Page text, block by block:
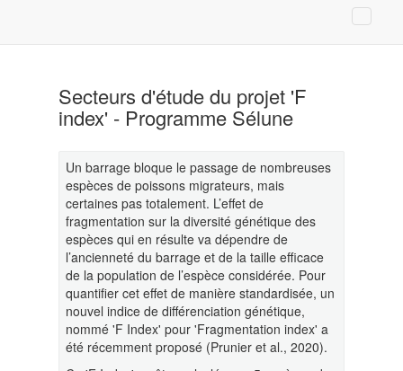
Secteurs d'étude du projet 'F
index' - Programme Sélune
Un barrage bloque le passage de nombreuses
espèces de poissons migrateurs, mais
certaines pas totalement. L’effet de
fragmentation sur la diversité génétique des
espèces qui en résulte va dépendre de
l’ancienneté du barrage et de la taille efficace
de la population de l’espèce considérée. Pour
quantifier cet effet de manière standardisée, un
nouvel indice de différenciation génétique,
nommé 'F Index' pour 'Fragmentation index' a
été récemment proposé (Prunier et al., 2020).